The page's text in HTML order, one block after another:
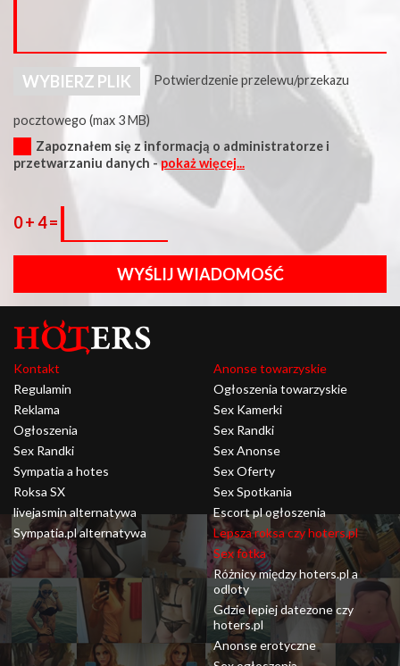
WYBIERZ PLIK Potwierdzenie przelewu/przekazu
pocztowego (max 3 MB)
Zapoznałem się z informacją o administratorze i
przetwarzaniu danych -pokaż więcej...
0 + 4 =
WYŚLIJ WIADOMOŚĆ
Kontakt
Regulamin
Reklama
Ogłoszenia
Sex Randki
Sympatia a hotes
Roksa SX
livejasmin alternatywa
Sympatia.pl alternatywa
Anonse towarzyskie
Ogłoszenia towarzyskie
Sex Kamerki
Sex Randki
Sex Anonse
Sex Oferty
Sex Spotkania
Escort pl ogłoszenia
Lepsza roksa czy hoters.pl
Sex fotka
Różnicy między hoters.pl a
odloty
Gdzie lepiej datezone czy
hoters.pl
Anonse erotyczne